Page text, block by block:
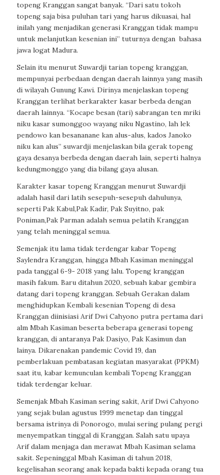
topeng Kranggan sangat banyak. “Dari satu tokoh
topeng saja bisa puluhan tari yang harus dikuasai, hal
inilah yang menjadikan generasi Kranggan tidak mampu
untuk melanjutkan kesenian ini” tuturnya dengan bahasa
jawa logat Madura.
Selain itu menurut Suwardji tarian topeng kranggan,
mempunyai perbedaan dengan daerah lainnya yang masih
di wilayah Gunung Kawi. Dirinya menjelaskan topeng
Kranggan terlihat berkarakter kasar berbeda dengan
daerah lainnya. “Kocape besan (tari) sabrangan ten mriki
niku kasar sumonggoo wayang niku Ngastino, lah lek
pendowo kan besananane kan alus-alus, kados Janoko
niku kan alus” suwardji menjelaskan bila gerak topeng
gaya desanya berbeda dengan daerah lain, seperti halnya
kedungmonggo yang dia bilang gaya alusan.
Karakter kasar topeng Kranggan menurut Suwardji
adalah hasil dari latih sesepuh-sesepuh dahulunya,
seperti Pak Kabul,Pak Kadir, Pak Suyitno, pak
Poniman,Pak Parman adalah semua pelatih Kranggan
yang telah meninggal semua.
Semenjak itu lama tidak terdengar kabar Topeng
Saylendra Kranggan, hingga Mbah Kasiman meninggal
pada tanggal 6-9- 2018 yang lalu. Topeng kranggan
masih fakum. Baru ditahun 2020, sebuah kabar gembira
datang dari topeng kranggan. Sebuah Gerakan dalam
menghidupkan Kembali kesenian Topeng di desa
Kranggan diinisiasi Arif Dwi Cahyono putra pertama dari
alm Mbah Kasiman beserta beberapa generasi topeng
kranggan, di antaranya Pak Dasiyo, Pak Kasimun dan
lainya. Dikarenakan pandemic Covid 19, dan
pemberlakuan pembatasan kegiatan masyarakat (PPKM)
saat itu, kabar kemunculan kembali Topeng Kranggan
tidak terdengar keluar.
Semenjak Mbah Kasiman sering sakit, Arif Dwi Cahyono
yang sejak bulan agustus 1999 menetap dan tinggal
bersama istrinya di Ponorogo, mulai sering pulang pergi
menyempatkan tinggal di Kranggan. Salah satu upaya
Arif dalam menjaga dan merawat Mbah Kasiman selama
sakit. Sepeninggal Mbah Kasiman di tahun 2018,
kegelisahan seorang anak kepada bakti kepada orang tua